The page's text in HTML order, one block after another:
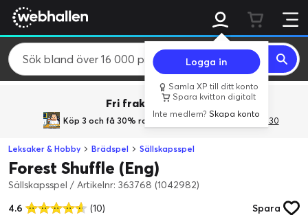
Logga in
Samla XP till ditt konto
Spara kvitton digitalt
Inte medlem?Skapa konto
Fri frakt över 800 kr.
Köp 3 och få 30% rabatt med rabattkoden 3Gives30
Leksaker & Hobby Brädspel Sällskapsspel
Forest Shuffle (Eng)
Sällskapsspel / Artikelnr: 363768 (1042982)
4.6
(10) Spara